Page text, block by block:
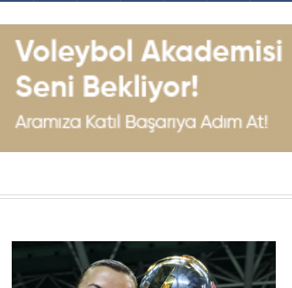
Rakiplerimiz Belli Oldu